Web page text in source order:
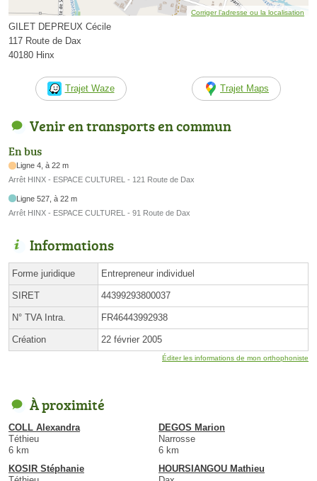
Corriger l’adresse ou la localisation
GILET DEPREUX Cécile
117 Route de Dax
40180 Hinx
Trajet Waze Trajet Maps
Venir en transports en commun
En bus
Ligne 4, à 22 m
Arrêt HINX - ESPACE CULTUREL - 121 Route de Dax
Ligne 527, à 22 m
Arrêt HINX - ESPACE CULTUREL - 91 Route de Dax
Informations
Forme juridique Entrepreneur individuel
SIRET 44399293800037
N° TVA Intra. FR46443992938
Création 22 février 2005
Éditer les informations de mon orthophoniste
À proximité
COLL Alexandra
Téthieu
6 km
DEGOS Marion
Narrosse
6 km
KOSIR Stéphanie
HOURSIANGOU Mathieu